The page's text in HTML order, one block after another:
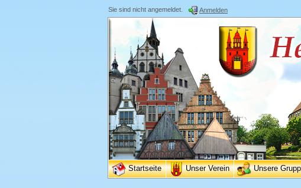
Sie sind nicht angemeldet. Anmelden
Startseite Unser Verein Unsere